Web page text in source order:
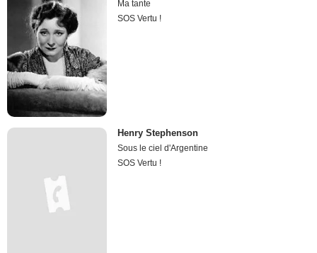
Ma tante
SOS Vertu !
Henry Stephenson
Sous le ciel d'Argentine
SOS Vertu !